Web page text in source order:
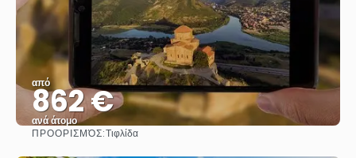
από
862 €
ανά άτομο
ΠΡΟΟΡΙΣΜΌΣ:Τιφλίδα